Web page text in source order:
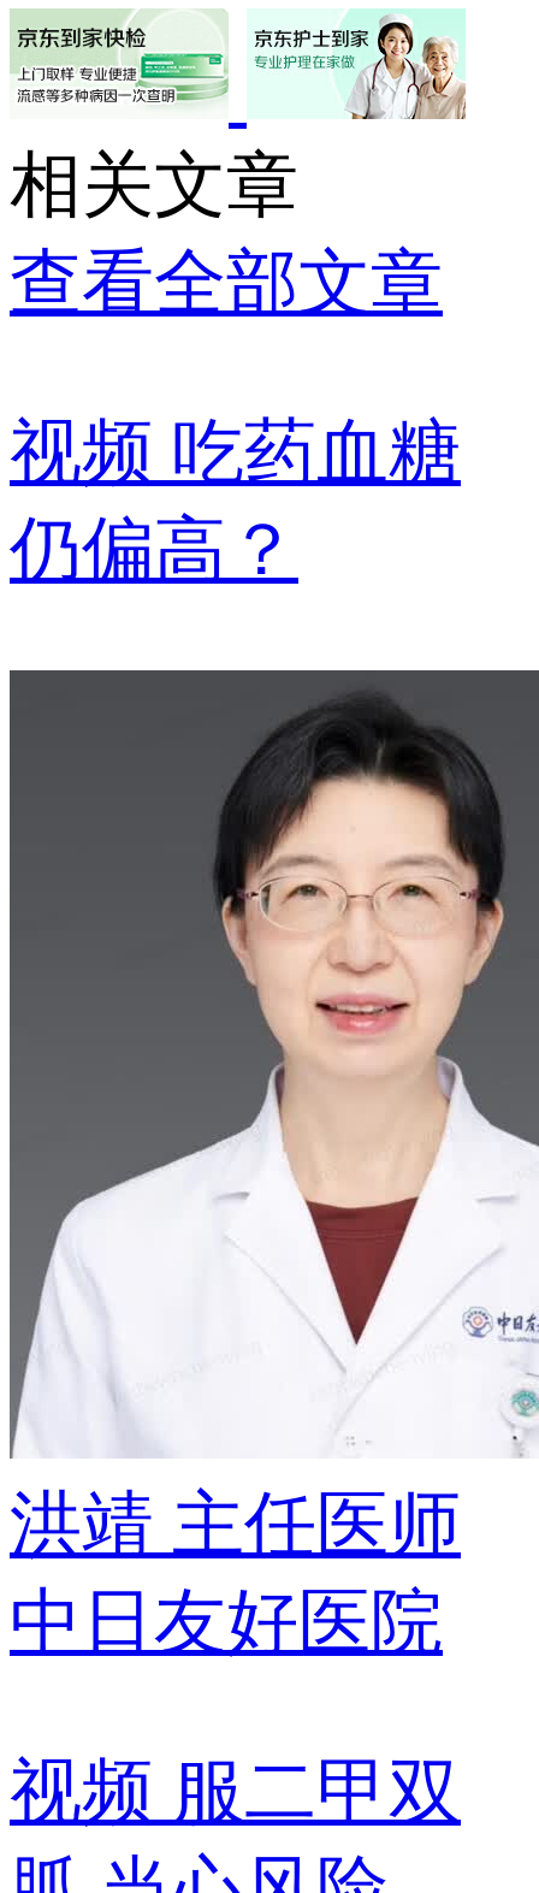
相关文章
查看全部文章
视频 吃药血糖
仍偏高？
洪靖 主任医师
中日友好医院
视频 服二甲双